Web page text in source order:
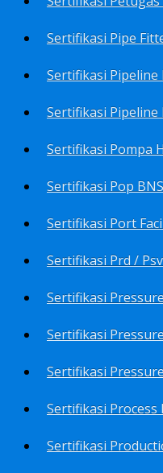
Sertifikasi Pipe
Sertifikasi Pipeline
Sertifikasi Pompa
Sertifikasi Pop
Sertifikasi Prd /
Sertifikasi
Sertifikasi
Sertifikasi
Sertifikasi Process
Sertifikasi